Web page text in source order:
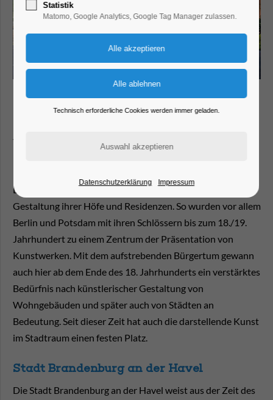
Land Brandenburg
vor allem in religiösen Darstellungen. Altäre, Taufsteine,
Landesherren ab dem 15. Jahrhundert nach künstlerischer
Gestaltung ihrer Höfe und Residenzen. So wurden vor allem
Berlin und Potsdam mit ihren Schlössern bis zum 18./19.
Jahrhundert zu einem Zentrum der Präsentation von
Kunstwerken. Mit dem aufstrebenden Bürgertum gewann
auch hier ab dem Ende des 18. Jahrhunderts ein verstärktes
Bedürfnis nach künstlerischer Gestaltung von
Wohngebäuden und später auch von Städten an
Bedeutung. Seit dieser Zeit hat auch die darstellende Kunst
im Stadtraum einen festen Platz.
Stadt Brandenburg an der Havel
Die Stadt Brandenburg an der Havel weist aus der Zeit des
Statistik
Matomo, Google Analytics, Google Tag Manager zulassen.
Technisch erforderliche Cookies werden immer geladen.
Datenschutzerklärung Impressum